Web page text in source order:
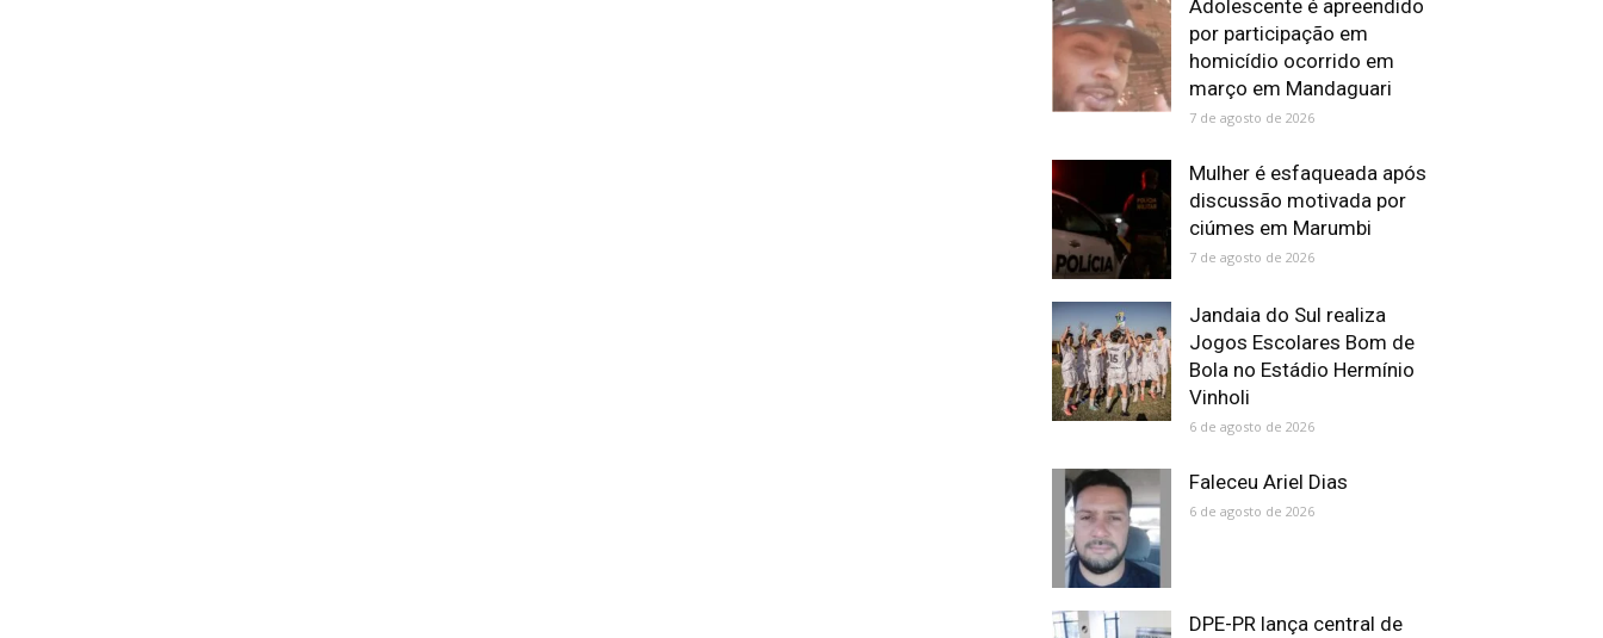
Adolescente é apreendido
por participação em
homicídio ocorrido em
março em Mandaguari
7 de agosto de 2026
Mulher é esfaqueada após
discussão motivada por
ciúmes em Marumbi
7 de agosto de 2026
Jandaia do Sul realiza
Jogos Escolares Bom de
Bola no Estádio Hermínio
Vinholi
6 de agosto de 2026
Faleceu Ariel Dias
6 de agosto de 2026
DPE-PR lança central de